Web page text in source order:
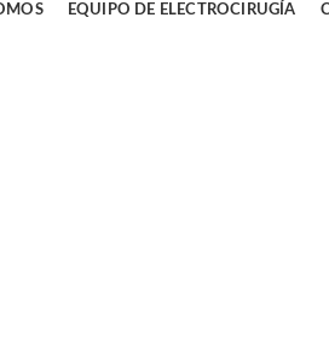
EQUIPO DE ELECTROCIRUGÍA